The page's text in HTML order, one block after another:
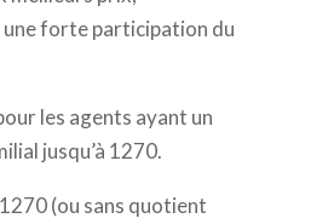
forte participation du
les agents ayant un
jusqu’à 1270.
(ou sans quotient